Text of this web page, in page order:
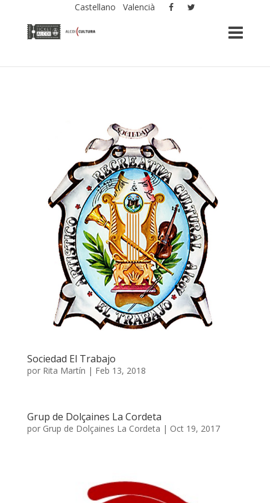
Castellano Valencià
Sociedad El Trabajo
por Rita Martín | Feb 13, 2018
Grup de Dolçaines La Cordeta
por Grup de Dolçaines La Cordeta | Oct 19, 2017